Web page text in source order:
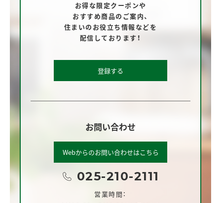
お得な限定クーポンや
おすすめ商品のご案内、
住まいのお役立ち情報などを
配信しております！
登録する
お問い合わせ
Webからのお問い合わせはこちら
025-210-2111
営業時間：